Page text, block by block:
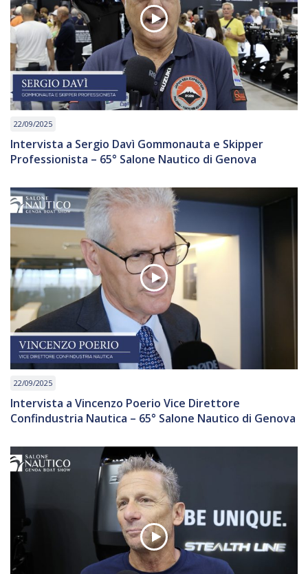
22/09/2025
Intervista a Sergio Davì Gommonauta e Skipper
Professionista – 65° Salone Nautico di Genova
22/09/2025
Intervista a Vincenzo Poerio Vice Direttore
Confindustria Nautica – 65° Salone Nautico di Genova